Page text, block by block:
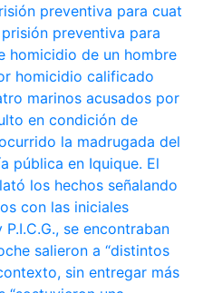
preventiva para cuat